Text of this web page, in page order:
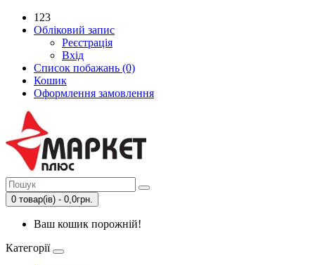
123
Обліковий запис
Реєстрація
Вхід
Список побажань (0)
Кошик
Оформлення замовлення
0 товар(ів) - 0,0грн.
Ваш кошик порожній!
Категорії